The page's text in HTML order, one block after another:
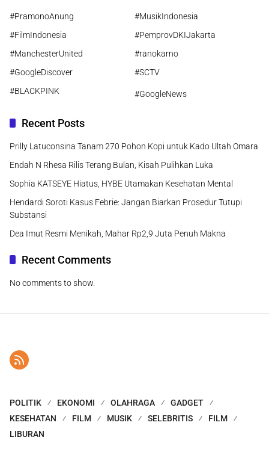
#PramonoAnung
#MusikIndonesia
#FilmIndonesia
#PemprovDKIJakarta
#ManchesterUnited
#ranokarno
#GoogleDiscover
#SCTV
#BLACKPINK
#GoogleNews
Recent Posts
Prilly Latuconsina Tanam 270 Pohon Kopi untuk Kado Ultah Omara
Endah N Rhesa Rilis Terang Bulan, Kisah Pulihkan Luka
Sophia KATSEYE Hiatus, HYBE Utamakan Kesehatan Mental
Hendardi Soroti Kasus Febrie: Jangan Biarkan Prosedur Tutupi
Substansi
Dea Imut Resmi Menikah, Mahar Rp2,9 Juta Penuh Makna
Recent Comments
No comments to show.
POLITIK EKONOMI OLAHRAGA
GADGET
KESEHATAN
FILM MUSIK SELEBRITIS
FILM
LIBURAN